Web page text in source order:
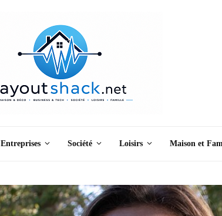
Entreprises Société Loisirs Maison et